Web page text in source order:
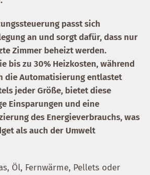
passt sich
an und sorgt dafür, dass nur
Zimmer beheizt werden.
bis zu 30% Heizkosten, während
die Automatisierung entlastet
jeder Größe, bietet diese
Einsparungen und eine
des Energieverbrauchs, was
als auch der Umwelt
Öl, Fernwärme, Pellets oder